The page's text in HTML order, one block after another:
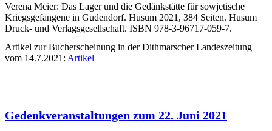
Verena Meier: Das Lager und die Gedänkstätte für sowjetische
Kriegsgefangene in Gudendorf. Husum 2021, 384 Seiten. Husum
Druck- und Verlagsgesellschaft. ISBN 978-3-96717-059-7.
Artikel zur Bucherscheinung in der Dithmarscher Landeszeitung
vom 14.7.2021: Artikel
Gedenkveranstaltungen zum 22. Juni 2021